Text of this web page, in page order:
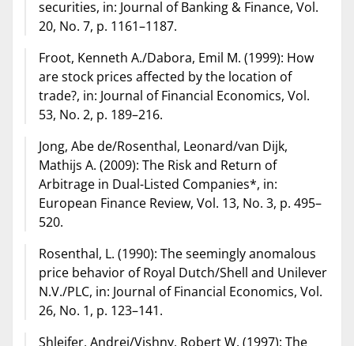
securities, in: Journal of Banking & Finance, Vol.
20, No. 7, p. 1161–1187.
Froot, Kenneth A./Dabora, Emil M. (1999): How
are stock prices affected by the location of
trade?, in: Journal of Financial Economics, Vol.
53, No. 2, p. 189–216.
Jong, Abe de/Rosenthal, Leonard/van Dijk,
Mathijs A. (2009): The Risk and Return of
Arbitrage in Dual-Listed Companies*, in:
European Finance Review, Vol. 13, No. 3, p. 495–
520.
Rosenthal, L. (1990): The seemingly anomalous
price behavior of Royal Dutch/Shell and Unilever
N.V./PLC, in: Journal of Financial Economics, Vol.
26, No. 1, p. 123–141.
Shleifer, Andrei/Vishny, Robert W. (1997): The